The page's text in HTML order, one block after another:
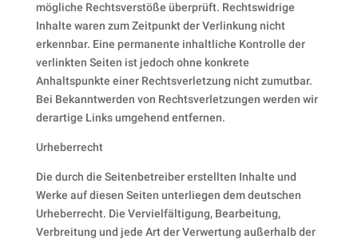
mögliche Rechtsverstöße überprüft. Rechtswidrige
Inhalte waren zum Zeitpunkt der Verlinkung nicht
erkennbar. Eine permanente inhaltliche Kontrolle der
verlinkten Seiten ist jedoch ohne konkrete
Anhaltspunkte einer Rechtsverletzung nicht zumutbar.
Bei Bekanntwerden von Rechtsverletzungen werden wir
derartige Links umgehend entfernen.
Urheberrecht
Die durch die Seitenbetreiber erstellten Inhalte und
Werke auf diesen Seiten unterliegen dem deutschen
Urheberrecht. Die Vervielfältigung, Bearbeitung,
Verbreitung und jede Art der Verwertung außerhalb der